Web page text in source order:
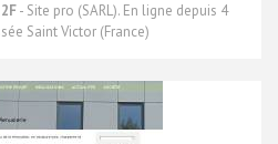
- Site pro (SARL). En ligne depuis 4
Saint Victor (France)